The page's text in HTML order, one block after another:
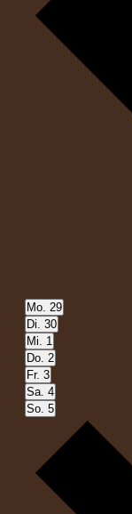
Mo. 29
Di. 30
Mi. 1
Do. 2
Fr. 3
Sa. 4
So. 5